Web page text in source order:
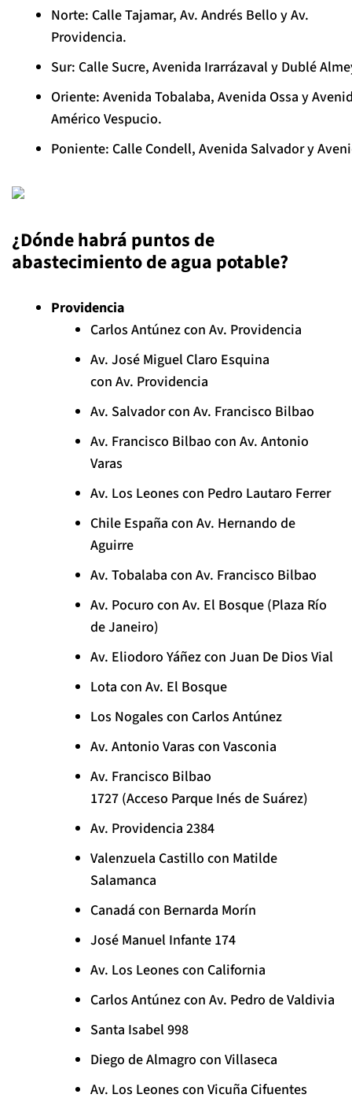
Norte: Calle Tajamar, Av. Andrés Bello y Av.
Providencia.
Sur: Calle Sucre, Avenida Irarrázaval y Dublé
Oriente: Avenida Tobalaba, Avenida Ossa y
Américo Vespucio.
Poniente: Calle Condell, Avenida Salvador y
¿Dónde habrá puntos de
abastecimiento de agua potable?
Providencia
Carlos Antúnez con Av. Providencia
Av. José Miguel Claro Esquina
con Av. Providencia
Av. Salvador con Av. Francisco Bilbao
Av. Francisco Bilbao con Av. Antonio
Varas
Av. Los Leones con Pedro Lautaro Ferrer
Chile España con Av. Hernando de
Aguirre
Av. Tobalaba con Av. Francisco Bilbao
Av. Pocuro con Av. El Bosque (Plaza Río
de Janeiro)
Av. Eliodoro Yáñez con Juan De Dios Vial
Lota con Av. El Bosque
Los Nogales con Carlos Antúnez
Av. Antonio Varas con Vasconia
Av. Francisco Bilbao
1727 (Acceso Parque Inés de Suárez)
Av. Providencia 2384
Valenzuela Castillo con Matilde
Salamanca
Canadá con Bernarda Morín
José Manuel Infante 174
Av. Los Leones con California
Carlos Antúnez con Av. Pedro de Valdivia
Santa Isabel 998
Diego de Almagro con Villaseca
Av. Los Leones con Vicuña Cifuentes